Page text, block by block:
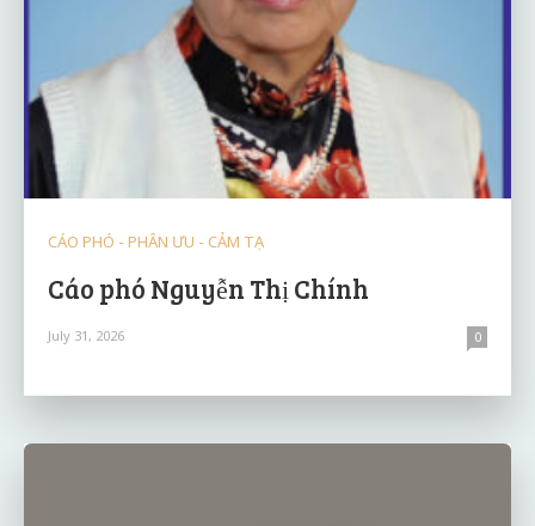
CÁO PHÓ - PHÂN ƯU - CẢM TẠ
Cáo phó Nguyễn Thị Chính
July 31, 2026 0